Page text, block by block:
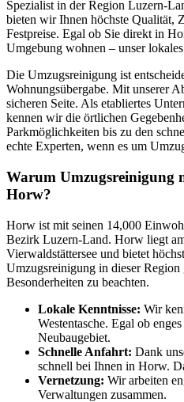
Spezialist in der Region Luzern-
bieten wir Ihnen höchste Qualität,
Festpreise. Egal ob Sie direkt in
Umgebung wohnen – unser
Die Umzugsreinigung ist
Wohnungsübergabe. Mit unserer
sicheren Seite. Als etabliertes
kennen wir die örtlichen
Parkmöglichkeiten bis zu den
echte Experten, wenn es um
Warum Umzugsreinigung
Horw?
Horw ist mit seinen 14,000
Bezirk Luzern-Land. Horw liegt
Vierwaldstättersee und bietet
Umzugsreinigung in dieser Region
Besonderheiten zu beachten.
Lokale Kenntnisse: Wir
Westentasche. Egal ob
Neubaugebiet.
Schnelle Anfahrt: Dank
schnell bei Ihnen in Horw.
Vernetzung: Wir arbeiten
Verwaltungen zusammen.